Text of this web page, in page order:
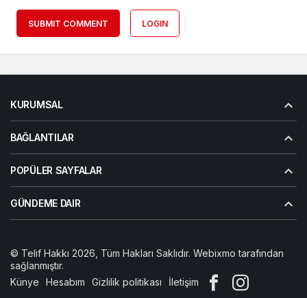
SUBMIT COMMENT LOGIN
KURUMSAL
BAĞLANTILAR
POPÜLER SAYFALAR
GÜNDEME DAIR
© Telif Hakkı 2026, Tüm Hakları Saklıdır. Webixmo tarafından
sağlanmıştır.
Künye
Hesabım Gizlilik politikası İletişim